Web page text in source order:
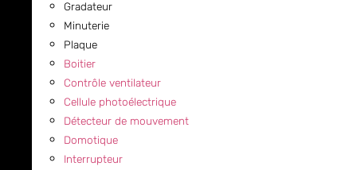
Gradateur
Minuterie
Plaque
Boitier
Contrôle ventilateur
Cellule photoélectrique
Détecteur de mouvement
Domotique
Interrupteur